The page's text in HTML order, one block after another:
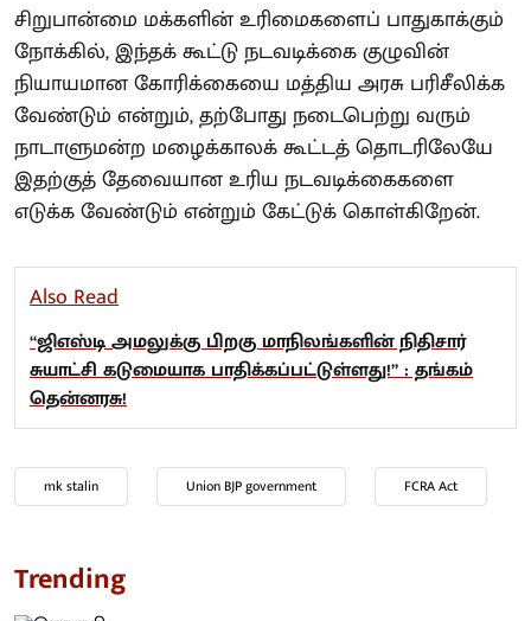
சிறுபான்மை மக்களின் உரிமைகளைப் பாதுகாக்கும்
நோக்கில், இந்தக் கூட்டு நடவடிக்கை குழுவின்
நியாயமான கோரிக்கையை மத்திய அரசு பரிசீலிக்க
வேண்டும் என்றும், தற்போது நடைபெற்று வரும்
நாடாளுமன்ற மழைக்காலக் கூட்டத் தொடரிலேயே
இதற்குத் தேவையான உரிய நடவடிக்கைகளை
எடுக்க வேண்டும் என்றும் கேட்டுக் கொள்கிறேன்.
Also Read
“ஜிஎஸ்டி அமலுக்கு பிறகு மாநிலங்களின் நிதிசார்
சுயாட்சி கடுமையாக பாதிக்கப்பட்டுள்ளது!” : தங்கம்
தென்னரசு!
mk stalin Union BJP government FCRA Act
Trending